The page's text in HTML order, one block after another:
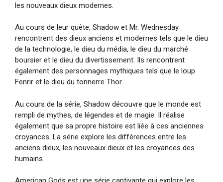
les nouveaux dieux modernes.
Au cours de leur quête, Shadow et Mr. Wednesday
rencontrent des dieux anciens et modernes tels que le dieu
de la technologie, le dieu du média, le dieu du marché
boursier et le dieu du divertissement. Ils rencontrent
également des personnages mythiques tels que le loup
Fenrir et le dieu du tonnerre Thor.
Au cours de la série, Shadow découvre que le monde est
rempli de mythes, de légendes et de magie. Il réalise
également que sa propre histoire est liée à ces anciennes
croyances. La série explore les différences entre les
anciens dieux, les nouveaux dieux et les croyances des
humains.